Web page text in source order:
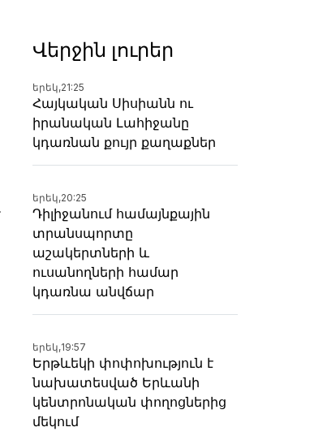
Վերջին լուրեր
երեկ,21:25
Հայկական Սիսիանն ու
իրանական Լահիջանը
կդառնան քույր քաղաքներ
երեկ,20:25
Դիլիջանում համայնքային
տրանսպորտը
աշակերտների և
ուսանողների համար
կդառնա անվճար
երեկ,19:57
Երթևեկի փոփոխություն է
նախատեսված Երևանի
կենտրոնական փողոցներից
մեկում